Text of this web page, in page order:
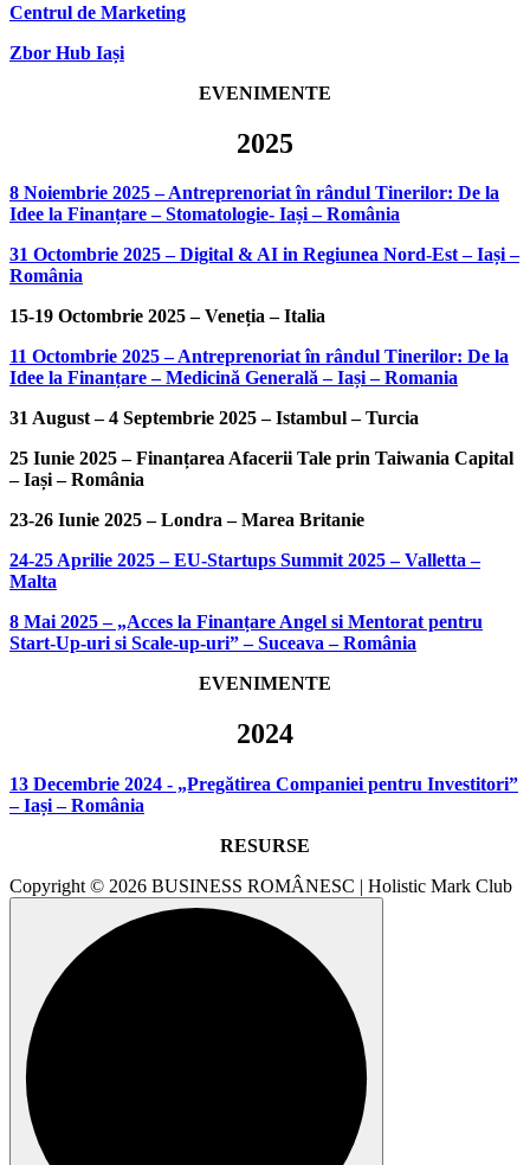
Centrul de Marketing
Zbor Hub Iași
EVENIMENTE
2025
8 Noiembrie 2025 – Antreprenoriat în rândul Tinerilor: De la
Idee la Finanțare – Stomatologie- Iași – România
31 Octombrie 2025 – Digital & AI in Regiunea Nord-Est – Iași –
România
15-19 Octombrie 2025 – Veneția – Italia
11 Octombrie 2025 – Antreprenoriat în rândul Tinerilor: De la
Idee la Finanțare – Medicină Generală – Iași – Romania
31 August – 4 Septembrie 2025 – Istambul – Turcia
25 Iunie 2025 – Finanțarea Afacerii Tale prin Taiwania Capital
– Iași – România
23-26 Iunie 2025 – Londra – Marea Britanie
24-25 Aprilie 2025 – EU-Startups Summit 2025 – Valletta –
Malta
8 Mai 2025 – „Acces la Finanțare Angel si Mentorat pentru
Start-Up-uri si Scale-up-uri” – Suceava – România
EVENIMENTE
2024
13 Decembrie 2024 - „Pregătirea Companiei pentru Investitori”
– Iași – România
RESURSE
Copyright © 2026 BUSINESS ROMÂNESC | Holistic Mark Club